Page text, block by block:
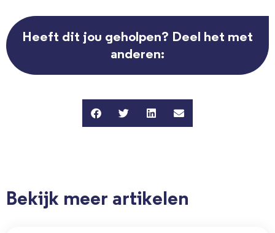
Heeft dit jou geholpen? Deel het met
anderen:
Bekijk meer artikelen